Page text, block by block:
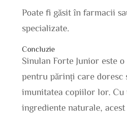
Poate fi găsit în farmacii
specializate.
Concluzie
Sinulan Forte Junior este o
pentru părinți care doresc
imunitatea copiilor lor. Cu
ingrediente naturale,